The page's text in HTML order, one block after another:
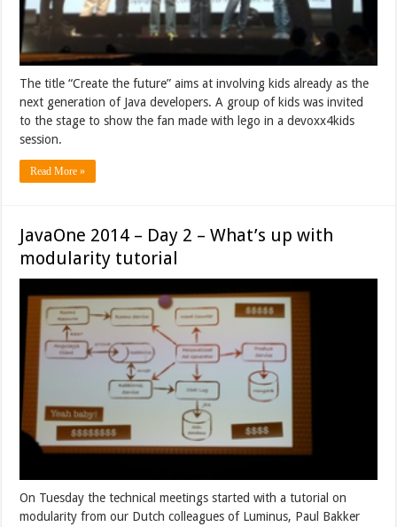
The title “Create the future” aims at involving kids already as the
next generation of Java developers. A group of kids was invited
to the stage to show the fan made with lego in a devoxx4kids
session.
Read More »
JavaOne 2014 – Day 2 – What’s up with
modularity tutorial
On Tuesday the technical meetings started with a tutorial on
modularity from our Dutch colleagues of Luminus, Paul Bakker